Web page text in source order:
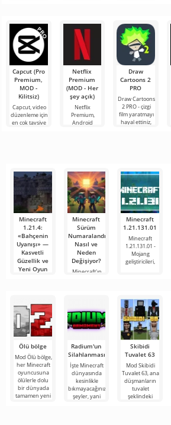
karakterlerinin
Capcut (Pro
Premium,
MOD -
Kilitsiz)
Capcut, video
düzenleme için
en çok tavsiye
Netflix
Premium
(MOD - Her
şey açık)
Netflix
Premium,
Android
Draw
Cartoons 2
PRO
Draw Cartoons
2 PRO - çizgi
film yaratmayı
hayal ettiniz,
Minecraft
1.21.4:
«Bahçenin
Uyanışı» —
Kasvetli
Güzellik ve
Yeni Oyun
daha değişti ve
bu
Minecraft
Sürüm
Numaralandırması
Nasıl ve
Neden
Değişiyor?
Minecraft'ın
Minecraft
1.21.131.01
Minecraft
1.21.131.01 -
Mojang
geliştiricileri,
Ölü bölge
Mod Ölü bölge,
her Minecraft
oyuncusuna
ölülerle dolu
bir dünyada
tamamen yeni
Radium'un
Silahlanması
İşte Minecraft
dünyasında
kesinlikle
bıkmayacağınız
şeyler, yani
Skibidi
Tuvalet 63
Mod Skibidi
Tuvalet 63, ana
düşmanların
tuvalet
şeklindeki